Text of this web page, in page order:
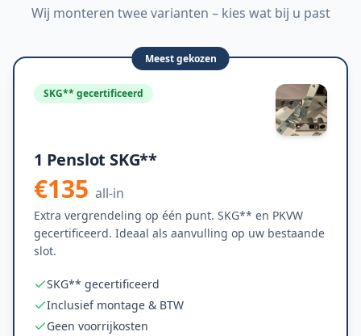
Wij monteren twee varianten – kies wat bij u past
Meest gekozen
SKG** gecertificeerd
1 Penslot SKG**
€135 all-in
Extra vergrendeling op één punt. SKG** en PKVW
gecertificeerd. Ideaal als aanvulling op uw bestaande
slot.
SKG** gecertificeerd
Inclusief montage & BTW
Geen voorrijkosten